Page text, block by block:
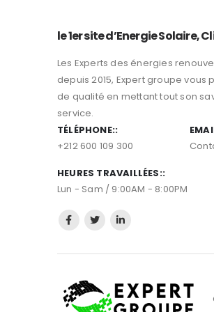
le 1er site d’Energie Solaire,
Les Experts des énergies
depuis 2015, Expert groupe
de qualité en mettant tout son
service.
TÉLÉPHONE::
+212 600 109 300
HEURES TRAVAILLÉES::
Lun - Sam / 9:00AM - 8:00PM